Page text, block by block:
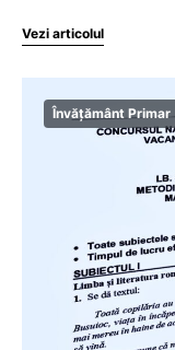
Vezi articolul
Învățământ Primar